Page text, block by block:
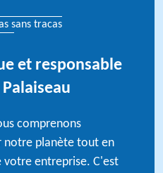
sans tracas
et responsable
comprenons
notre planète tout en
votre entreprise. C'est